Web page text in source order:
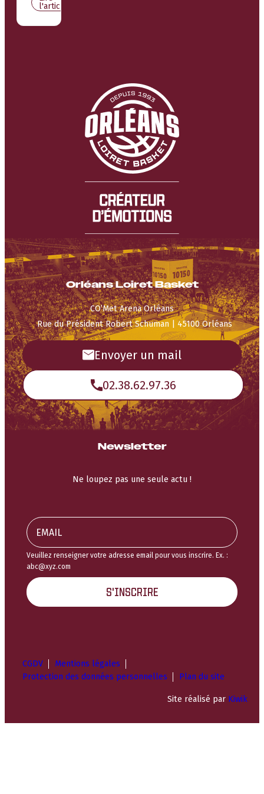
l'article
Orléans Loiret Basket
CO’Met Arena Orléans
Rue du Président Robert Schuman | 45100 Orléans
Envoyer un mail
02.38.62.97.36
Newsletter
Ne loupez pas une seule actu !
Veuillez renseigner votre adresse email pour vous inscrire. Ex. :
abc@xyz.com
S'INSCRIRE
CGDV
Mentions légales
Protection des données personnelles
Plan du site
Site réalisé par Kiwik